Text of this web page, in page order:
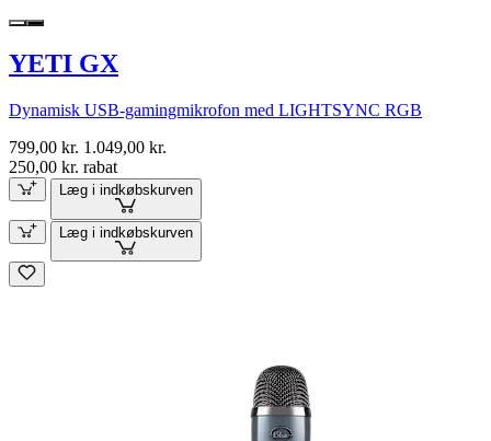
YETI GX
Dynamisk USB-gamingmikrofon med LIGHTSYNC RGB
799,00 kr. 1.049,00 kr.
250,00 kr. rabat
Læg i indkøbskurven
Læg i indkøbskurven